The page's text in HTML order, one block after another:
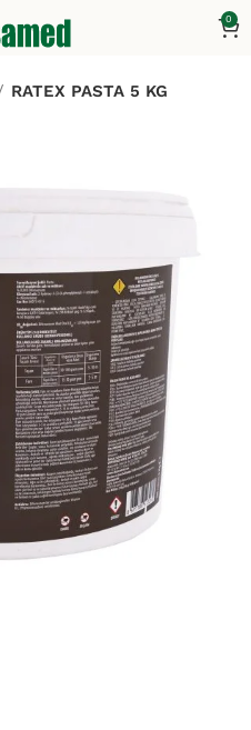
0
RATEX PASTA 5 KG